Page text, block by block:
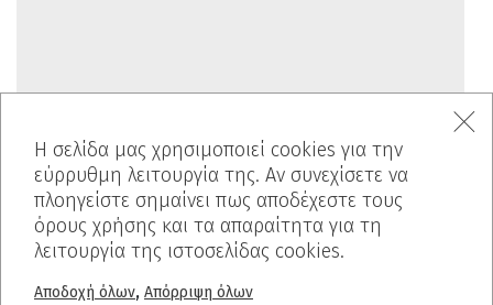
Η σελίδα μας χρησιμοποιεί cookies για την
εύρρυθμη λειτουργία της. Αν συνεχίσετε να
πλοηγείστε σημαίνει πως αποδέχεστε τους
όρους χρήσης και τα απαραίτητα για τη
λειτουργία της ιστοσελίδας cookies.
Αποδοχή όλων, Απόρριψη όλων